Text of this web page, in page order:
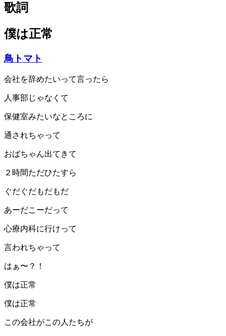
歌詞
僕は正常
鳥トマト
会社を辞めたいって言ったら
人事部じゃなくて
保健室みたいなところに
通されちゃって
おばちゃん出てきて
２時間ただひたすら
ぐだぐだもだもだ
あーだこーだって
心療内科に行けって
言われちゃって
はぁ〜？！
僕は正常
僕は正常
この会社がこの人たちが